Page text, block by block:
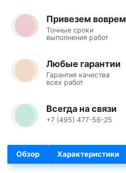
Привезем
Точные сроки
выполнения работ
Любые гарантии
Гарантия качества
всех работ
Всегда на связи
+7 (495) 477-56-25
Обзор Характеристики